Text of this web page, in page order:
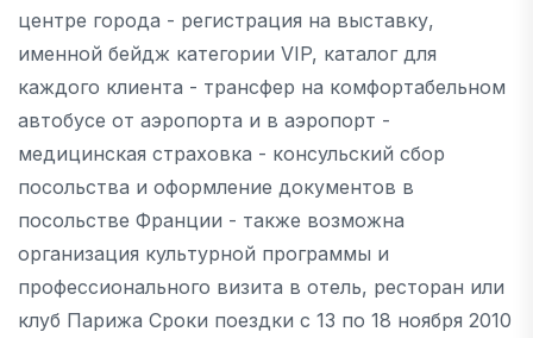
центре города - регистрация на выставку,
именной бейдж категории VIP, каталог для
каждого клиента - трансфер на комфортабельном
автобусе от аэропорта и в аэропорт -
медицинская страховка - консульский сбор
посольства и оформление документов в
посольстве Франции - также возможна
организация культурной программы и
профессионального визита в отель, ресторан или
клуб Парижа Сроки поездки с 13 по 18 ноября 2010